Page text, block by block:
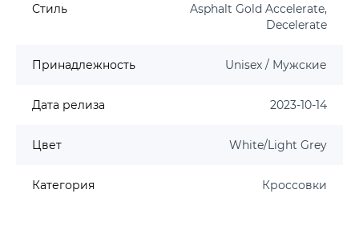
Стиль
Asphalt Gold Accelerate,
Decelerate
Принадлежность Unisex / Мужские
Дата релиза 2023-10-14
Цвет White/Light Grey
Категория Кроссовки